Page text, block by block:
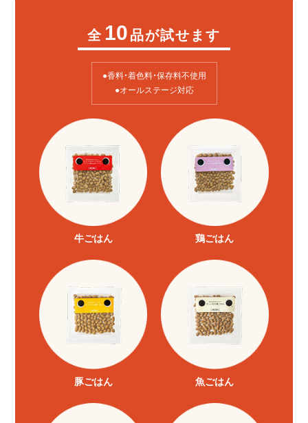
全 10 品が試せます
●香料・着色料・保存料不使用
●オールステージ対応
牛ごはん 鶏ごはん
豚ごはん 魚ごはん